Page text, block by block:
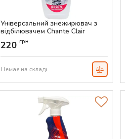
Універсальний знежирювач з
відбілювачем Chante Clair
Sgrassatore Candeggina, 625 мл
Артикул:
220 грн
Немає на складі